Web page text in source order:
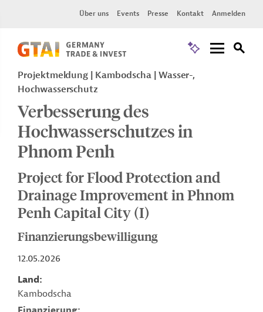
Über uns Events Presse Kontakt Anmelden
Projektmeldung Kambodscha
Wasser-,
Hochwasserschutz
Verbesserung des
Hochwasserschutzes in
Phnom Penh
Project for Flood Protection and
Drainage Improvement in Phnom
Penh Capital City (I)
Finanzierungsbewilligung
12.05.2026
Land
Kambodscha